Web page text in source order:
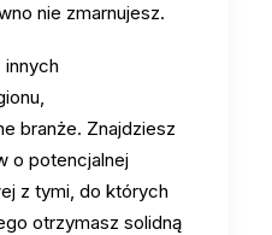
nie zmarnujesz.
innych
branże. Znajdziesz
o potencjalnej
z tymi, do których
otrzymasz solidną